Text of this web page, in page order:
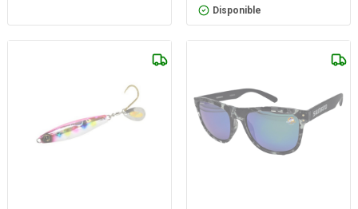
Disponible